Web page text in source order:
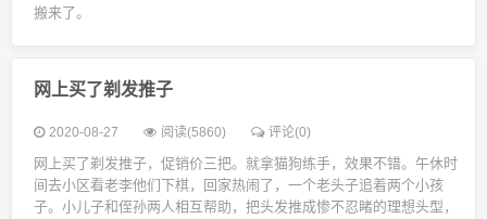
搬来了。
网上买了剃发推子
2020-08-27 阅读(5860) 评论(0)
网上买了剃发推子，促销价三把。就拿猫狗练手，效果不错。午休时
间去小区看老李他们下棋，回家热闹了，一个老头子追着两个小孩
子。小儿子和侄孙两人相互帮助，把头发推成惨不忍睹的理想头型，